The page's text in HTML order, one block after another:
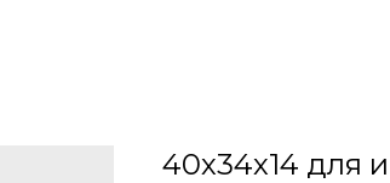
40х34х14 для